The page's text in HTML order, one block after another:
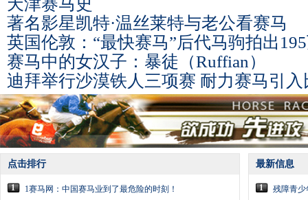
天津赛马史
著名影星凯特·温丝莱特与老公看赛马
英国伦敦：“最快赛马”后代马驹拍出
赛马中的女汉子：暴徒（Ruffian）
迪拜举行沙漠铁人三项赛 耐力赛马引入
点击排行
1
1赛马网：中国赛马业到了最危险的时刻！
最新信息
1
残障青少